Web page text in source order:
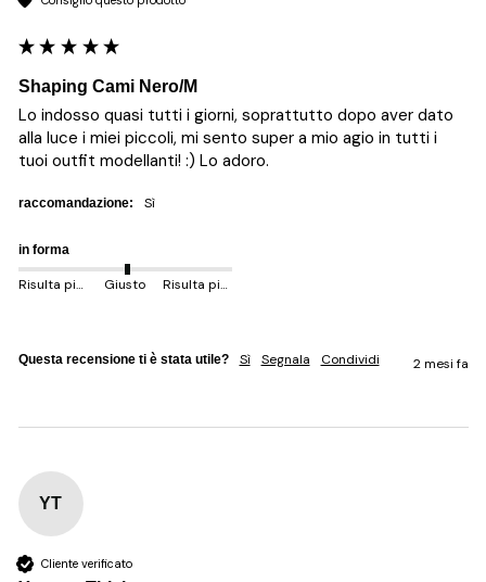
Shaping Cami Nero/M
Lo indosso quasi tutti i giorni, soprattutto dopo aver dato
alla luce i miei piccoli, mi sento super a mio agio in tutti i
tuoi outfit modellanti! :) Lo adoro.
raccomandazione: sì
in forma
Risulta più piccolo Giusto Risulta più grande
Questa recensione ti è stata utile? Sì Segnala Condividi 2 mesi fa
YT
Cliente verificato